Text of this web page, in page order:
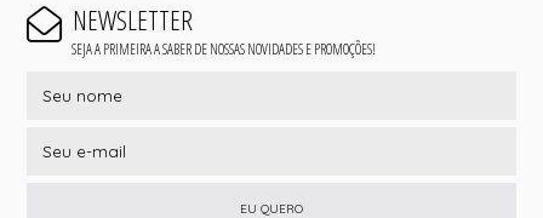
NEWSLETTER
SEJA A PRIMEIRA A SABER DE NOSSAS NOVIDADES E PROMOÇÕES!
EU QUERO